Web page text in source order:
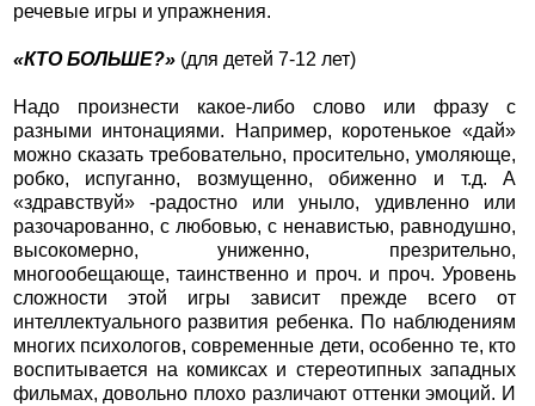
речевые игры и упражнения.
«КТО БОЛЬШЕ?»(для детей 7-12 лет)
Надо произнести какое-либо слово или фразу с
разными интонациями. Например, коротенькое «дай»
можно сказать требовательно, просительно, умоляюще,
робко, испуганно, возмущенно, обиженно и т.д. А
«здравствуй» -радостно или уныло, удивленно или
разочарованно, с любовью, с ненавистью, равнодушно,
высокомерно, униженно, презрительно,
многообещающе, таинственно и проч. и проч. Уровень
сложности этой игры зависит прежде всего от
интеллектуального развития ребенка. По наблюдениям
многих психологов, современные дети, особенно те, кто
воспитывается на комиксах и стереотипных западных
фильмах, довольно плохо различают оттенки эмоций. И